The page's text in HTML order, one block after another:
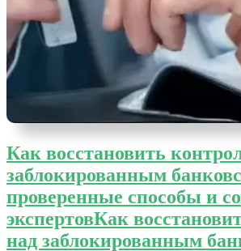
Как восстановить
заблокированным
проверенные способы и
экспертовКак
над заблокированным